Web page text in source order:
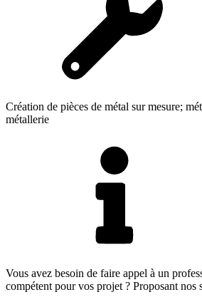
Création de pièces de métal sur mesure;
métallerie
Vous avez besoin de faire appel à un
compétent pour vos projet ? Proposant nos